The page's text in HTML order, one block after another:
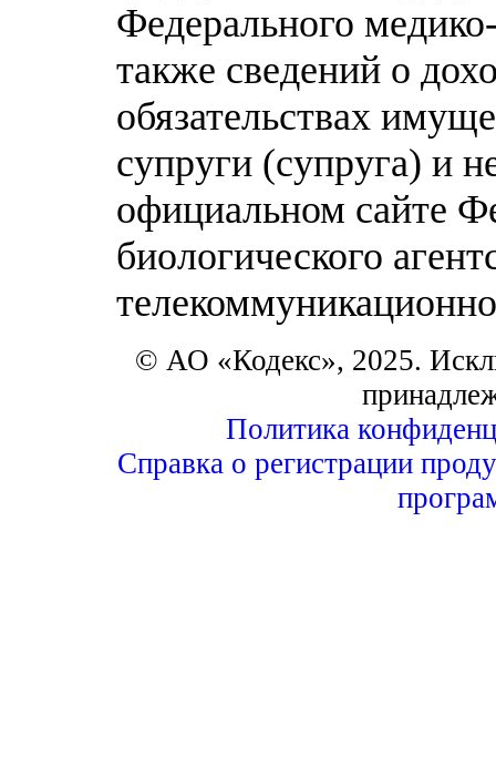
Федерального
также сведений о
обязательствах
супруги (супруга) и
официальном сайте
биологического
© АО «Кодекс», 2025.
Политика
Справка о регистрации